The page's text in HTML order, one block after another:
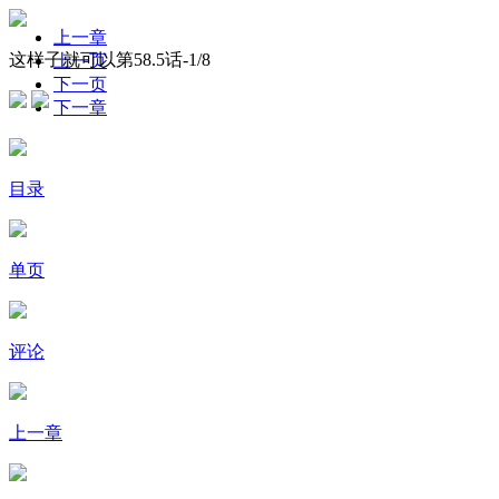
这样子就可以第58.5话-1/8
上一章
上一页
下一页
下一章
目录
单页
评论
上一章